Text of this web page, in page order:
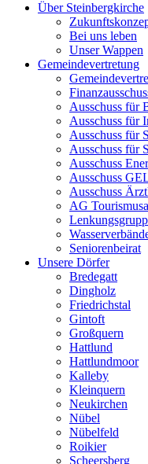
Über Steinbergkirche
Bei uns leben
Unser Wappen
Gemeindevertretung
Ausschuss für
Ausschuss für
Ausschuss für
Ausschuss für
Ausschuss
Ausschuss
Ausschuss
AG
Seniorenbeirat
Unsere Dörfer
Bredegatt
Dingholz
Friedrichstal
Gintoft
Großquern
Hattlund
Hattlundmoor
Kalleby
Kleinquern
Neukirchen
Nübel
Nübelfeld
Roikier
Scheersberg